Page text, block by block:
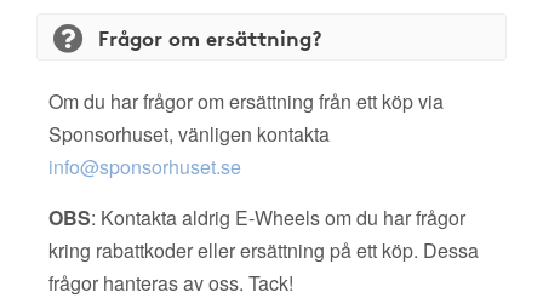
Frågor om ersättning?
Om du har frågor om ersättning från ett köp via
Sponsorhuset, vänligen kontakta
info@sponsorhuset.se
OBS: Kontakta aldrig E-Wheels om du har frågor
kring rabattkoder eller ersättning på ett köp. Dessa
frågor hanteras av oss. Tack!